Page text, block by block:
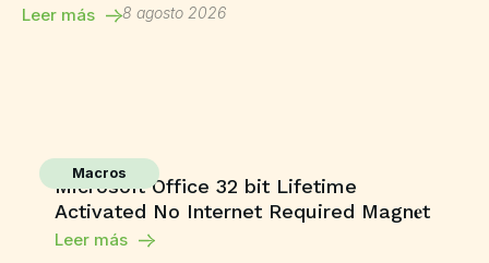
Leer más 8 agosto 2026
Macros
Microsoft Office 32 bit Lifetime
Activated No Internet Required Magn𝐞t
Leer más